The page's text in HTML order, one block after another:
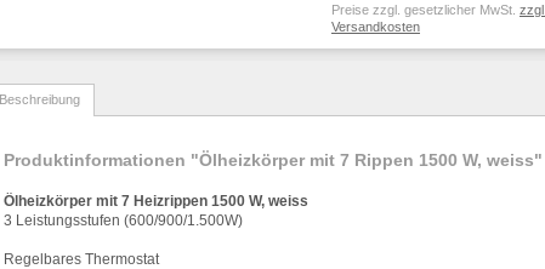
Preise zzgl. gesetzlicher MwSt. zzgl.
Versandkosten
Beschreibung
Produktinformationen "Ölheizkörper mit 7 Rippen 1500 W, weiss"
Ölheizkörper mit 7 Heizrippen 1500 W, weiss
3 Leistungsstufen (600/900/1.500W)
Regelbares Thermostat